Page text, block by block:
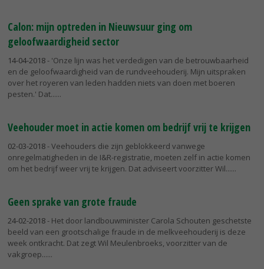
Calon: mijn optreden in Nieuwsuur ging om
geloofwaardigheid sector
14-04-2018- 'Onze lijn was het verdedigen van de betrouwbaarheid
en de geloofwaardigheid van de rundveehouderij. Mijn uitspraken
over het royeren van leden hadden niets van doen met boeren
pesten.' Dat...
Veehouder moet in actie komen om bedrijf vrij te krijgen
02-03-2018- Veehouders die zijn geblokkeerd vanwege
onregelmatigheden in de I&R-registratie, moeten zelf in actie komen
om het bedrijf weer vrij te krijgen. Dat adviseert voorzitter Wil...
Geen sprake van grote fraude
24-02-2018- Het door landbouwminister Carola Schouten geschetste
beeld van een grootschalige fraude in de melkveehouderij is deze
week ontkracht. Dat zegt Wil Meulenbroeks, voorzitter van de
vakgroep...